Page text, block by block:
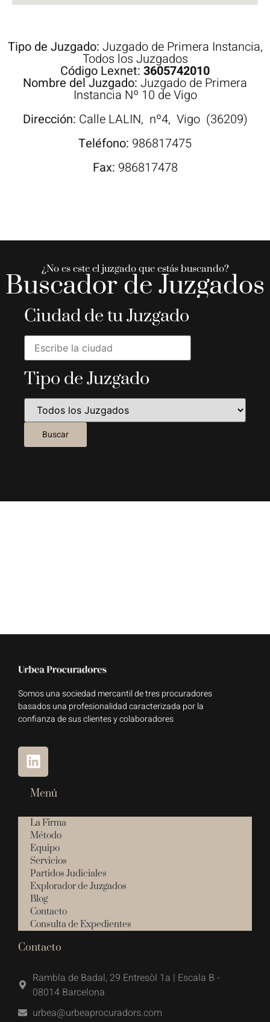
Tipo de Juzgado: Juzgado de Primera Instancia,
Todos los Juzgados
Código Lexnet: 3605742010
Nombre del Juzgado: Juzgado de Primera
Instancia Nº 10 de Vigo
Dirección: Calle LALIN, nº4, Vigo (36209)
Teléfono: 986817475
Fax: 986817478
¿No es este el juzgado que estás buscando?
Buscador de Juzgados
Ciudad de tu Juzgado
Tipo de Juzgado
Somos una sociedad mercantil de tres procuradores
basados una profesionalidad caracterizada por la
confianza de sus clientes y colaboradores
Menú
La Firma
Método
Equipo
Servicios
Partidos Judiciales
Explorador de Juzgados
Blog
Contacto
Consulta de Expedientes
Contacto
Rambla de Badal, 29 Entresòl 1a | Escala B -
08014 Barcelona
urbea@urbeaprocuradors.com